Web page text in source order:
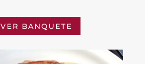
VER BANQUETE